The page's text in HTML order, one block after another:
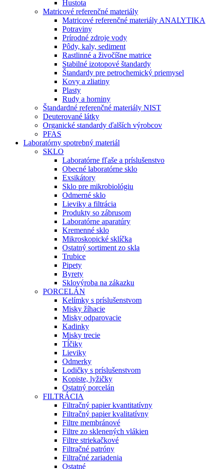
Hustota
Matricové referenčné materiály
Matricové referenčné materiály ANALYTIKA
Potraviny
Prírodné zdroje vody
Pôdy, kaly, sediment
Rastlinné a živočíšne matrice
Stabilné izotopové štandardy
Štandardy pre petrochemický priemysel
Kovy a zliatiny
Plasty
Rudy a horniny
Štandardné referenčné materiály NIST
Deuterované látky
Organické standardy ďalších výrobcov
PFAS
Laboratórny spotrebný materiál
SKLO
Laboratórne fľaše a príslušenstvo
Obecné laboratórne sklo
Exsikátory
Sklo pre mikrobiológiu
Odmerné sklo
Lieviky a filtrácia
Produkty so zábrusom
Laboratórne aparatúry
Kremenné sklo
Mikroskopické sklíčka
Ostatný sortiment zo skla
Trubice
Pipety
Byrety
Sklovýroba na zákazku
PORCELÁN
Kelímky s príslušenstvom
Misky žíhacie
Misky odparovacie
Kadinky
Misky trecie
Tĺčiky
Lieviky
Odmerky
Lodičky s príslušenstvom
Kopiste, lyžičky
Ostatný porcelán
FILTRÁCIA
Filtračný papier kvantitatívny
Filtračný papier kvalitatívny
Filtre membránové
Filtre zo sklenených vlákien
Filtre striekačkové
Filtračné patróny
Filtračné zariadenia
Ostatné